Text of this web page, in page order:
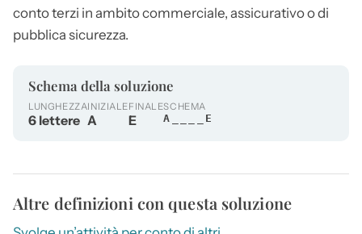
conto terzi in ambito commerciale, assicurativo o di
pubblica sicurezza.
Schema della soluzione
LUNGHEZZA
6 lettere
INIZIALE
A
FINALE
E
SCHEMA
A____E
Altre definizioni con questa soluzione